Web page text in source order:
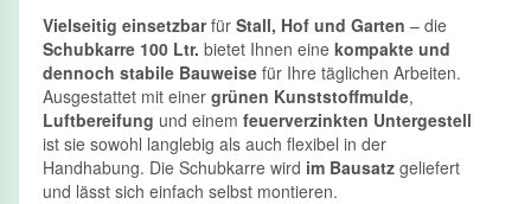
Vielseitig einsetzbarfür Stall, Hof und Garten – die
Schubkarre 100 Ltr. bietet Ihnen eine kompakte und
dennoch stabile Bauweise für Ihre täglichen Arbeiten.
Ausgestattet mit einer grünen Kunststoffmulde,
Luftbereifung und einem feuerverzinkten Untergestell
ist sie sowohl langlebig als auch flexibel in der
Handhabung. Die Schubkarre wird im Bausatz geliefert
und lässt sich einfach selbst montieren.